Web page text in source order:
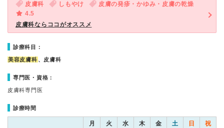
皮膚科 しもやけ
皮膚の発疹・かゆみ・皮膚の乾燥
4.5
皮膚科ならココがオススメ
診療科目：
美容皮膚科 、皮膚科
専門医・資格：
皮膚科専門医
診療時間
月 火 水 木 金 土 日 祝